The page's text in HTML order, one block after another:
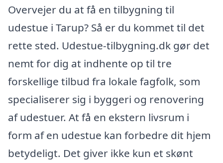
Overvejer du at få en tilbygning til
udestue i Tarup? Så er du kommet til det
rette sted. Udestue-tilbygning.dk gør det
nemt for dig at indhente op til tre
forskellige tilbud fra lokale fagfolk, som
specialiserer sig i byggeri og renovering
af udestuer. At få en ekstern livsrum i
form af en udestue kan forbedre dit hjem
betydeligt. Det giver ikke kun et skønt